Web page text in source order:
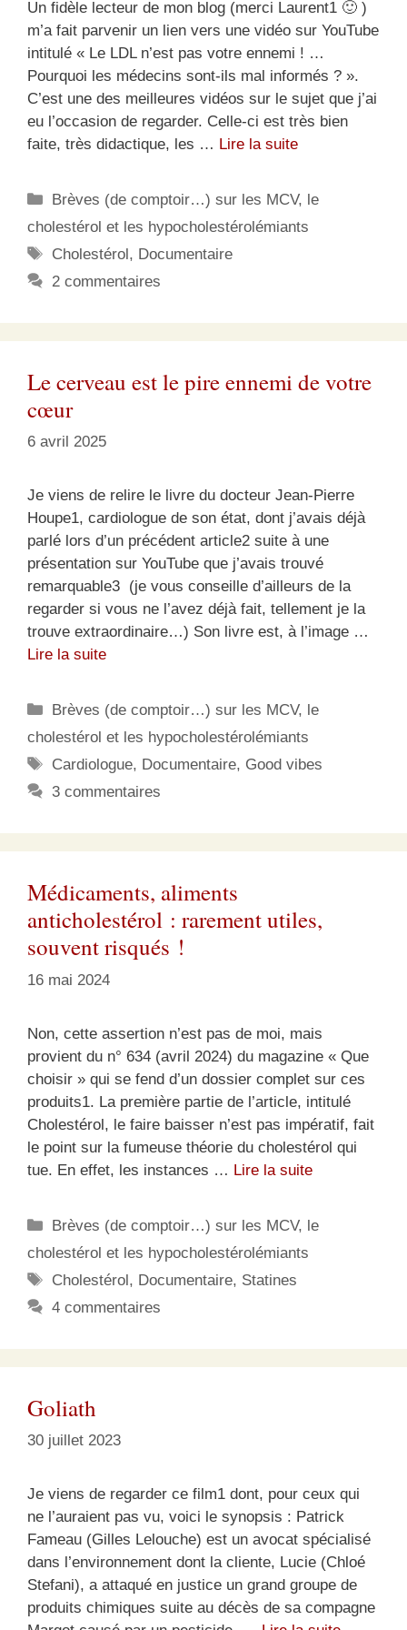
Un fidèle lecteur de mon blog (merci Laurent1 🙂 )
m’a fait parvenir un lien vers une vidéo sur YouTube
intitulé « Le LDL n’est pas votre ennemi ! …
Pourquoi les médecins sont-ils mal informés ? ».
C’est une des meilleures vidéos sur le sujet que j’ai
eu l’occasion de regarder. Celle-ci est très bien
faite, très didactique, les … Lire la suite
Catégories
Brèves (de comptoir…) sur les MCV, le
cholestérol et les hypocholestérolémiants
Étiquettes
Cholestérol, Documentaire
2 commentaires
Le cerveau est le pire ennemi de votre
cœur
6 avril 2025
Je viens de relire le livre du docteur Jean-Pierre
Houpe1, cardiologue de son état, dont j’avais déjà
parlé lors d’un précédent article2 suite à une
présentation sur YouTube que j’avais trouvé
remarquable3 (je vous conseille d’ailleurs de la
regarder si vous ne l’avez déjà fait, tellement je la
trouve extraordinaire…) Son livre est, à l’image …
Lire la suite
Catégories
Brèves (de comptoir…) sur les MCV, le
cholestérol et les hypocholestérolémiants
Étiquettes
Cardiologue, Documentaire, Good vibes
3 commentaires
Médicaments, aliments
anticholestérol : rarement utiles,
souvent risqués !
16 mai 2024
Non, cette assertion n’est pas de moi, mais
provient du n° 634 (avril 2024) du magazine « Que
choisir » qui se fend d’un dossier complet sur ces
produits1. La première partie de l’article, intitulé
Cholestérol, le faire baisser n’est pas impératif, fait
le point sur la fumeuse théorie du cholestérol qui
tue. En effet, les instances … Lire la suite
Catégories
Brèves (de comptoir…) sur les MCV, le
cholestérol et les hypocholestérolémiants
Étiquettes
Cholestérol, Documentaire, Statines
4 commentaires
Goliath
30 juillet 2023
Je viens de regarder ce film1 dont, pour ceux qui
ne l’auraient pas vu, voici le synopsis : Patrick
Fameau (Gilles Lelouche) est un avocat spécialisé
dans l’environnement dont la cliente, Lucie (Chloé
Stefani), a attaqué en justice un grand groupe de
produits chimiques suite au décès de sa compagne